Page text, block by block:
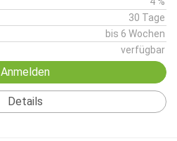
30 Tage
bis 6 Wochen
verfügbar
Anmelden
Details